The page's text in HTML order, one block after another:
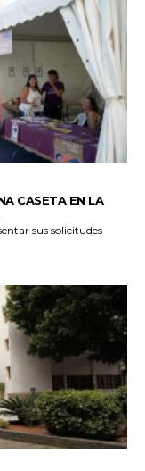
CASETA EN LA
sus solicitudes